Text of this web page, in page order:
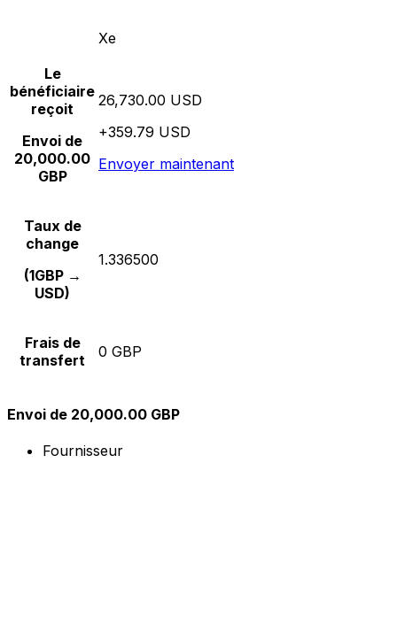
Xe
Le
bénéficiaire
reçoit
Envoi de
20,000.00
GBP
26,730.00 USD
+359.79 USD
Envoyer maintenant
Taux de
change
(1GBP →
USD)
1.336500
Frais de
transfert
0 GBP
Envoi de 20,000.00 GBP
Fournisseur